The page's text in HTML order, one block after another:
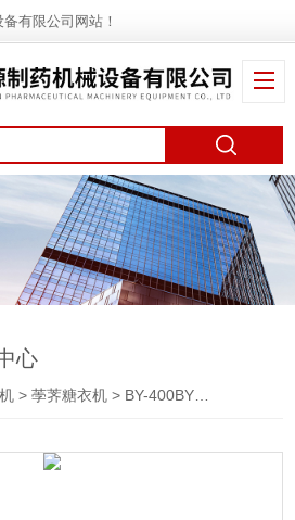
有限公司网站！
心
>荸荠糖衣机 > BY-400BY荸荠糖衣机